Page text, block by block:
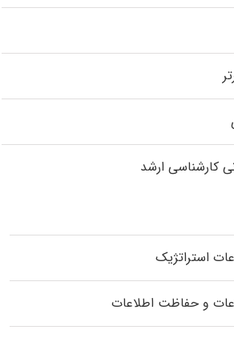
کارشناسی ارشد
استراتژیک
و حفاظت اطلاعات